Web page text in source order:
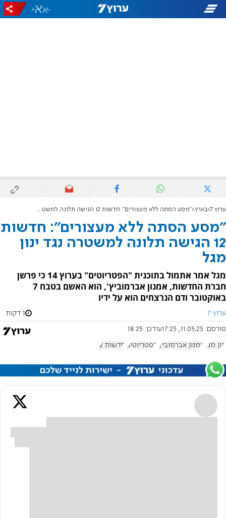
-
+
ערוץ 7 בארץ "מסע הסתה ללא מעצורים": חדשות 12 הגישה תלונה למשטרה נגד ינון מגל
"מסע הסתה ללא מעצורים": חדשות
12 הגישה תלונה למשטרה נגד ינון
מגל
מגל אמר אתמול בתוכנית "הפטריוטים" בערוץ 14 כי פרשן
חברת החדשות, אמנון אברמוביץ', הוא האשם בטבח 7
באוקטובר ודם הנרצחים הוא על ידיו
ערוץ 7 1 דקות
פורסם: 11.05.25, 17:25 עודכן: 18:25
ינון מגל אמנון אברמוביץ' הפטריוטים חדשות 12